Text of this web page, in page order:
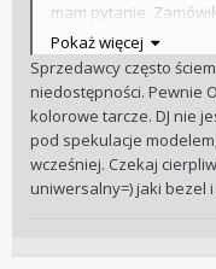
mam pytanie.
W.kruk w Warszawie.
z czarną kopertą.
oczekiwania do 6
sądzicie z własnego
być szybciej i jak to u
przymierzyłem (była
zakochałem się w
Rolex OP 41(czarny)
dwa lata?). Z góry
Pokaż więcej
Sprzedawcy często
niedostępności. Pewnie
kolorowe tarcze. DJ nie
pod spekulacje
wcześniej. Czekaj
uniwersalny=) jaki bezel